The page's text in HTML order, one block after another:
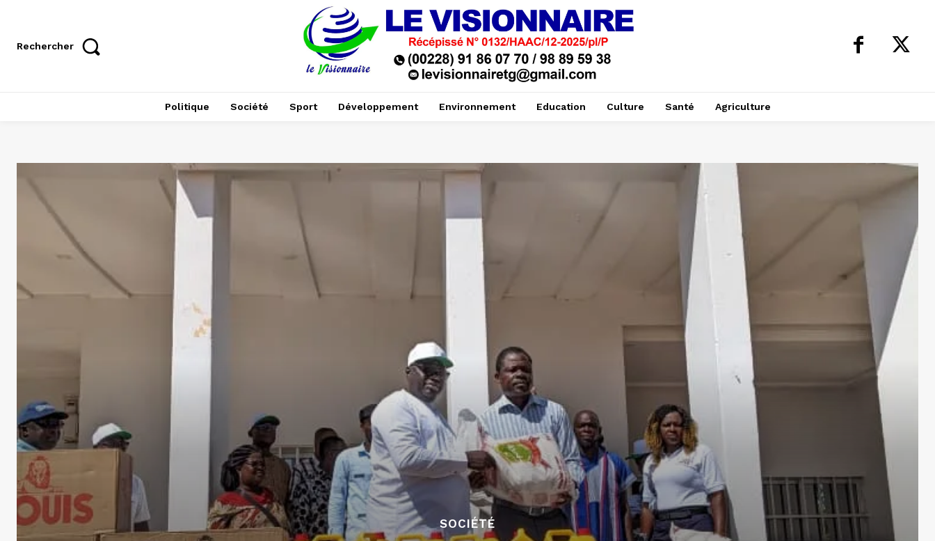
Rechercher
Politique Société Sport Développement Environnement Education Culture Santé Agriculture
SOCIÉTÉ